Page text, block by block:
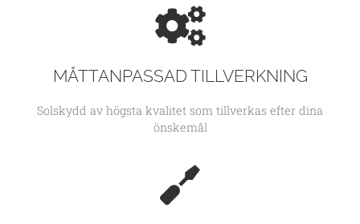
MÅTTANPASSAD TILLVERKNING
Solskydd av högsta kvalitet som tillverkas efter dina
önskemål